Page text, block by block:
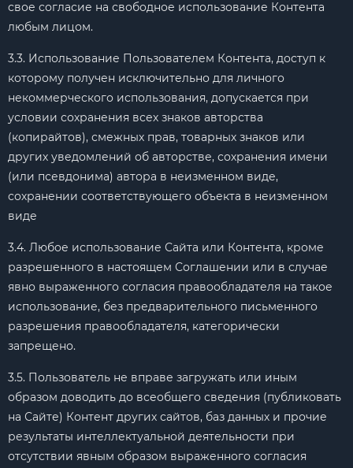
свое согласие на свободное использование Контента
любым лицом.
3.3. Использование Пользователем Контента, доступ к
которому получен исключительно для личного
некоммерческого использования, допускается при
условии сохранения всех знаков авторства
(копирайтов), смежных прав, товарных знаков или
других уведомлений об авторстве, сохранения имени
(или псевдонима) автора в неизменном виде,
сохранении соответствующего объекта в неизменном
виде
3.4. Любое использование Сайта или Контента, кроме
разрешенного в настоящем Соглашении или в случае
явно выраженного согласия правообладателя на такое
использование, без предварительного письменного
разрешения правообладателя, категорически
запрещено.
3.5. Пользователь не вправе загружать или иным
образом доводить до всеобщего сведения (публиковать
на Сайте) Контент других сайтов, баз данных и прочие
результаты интеллектуальной деятельности при
отсутствии явным образом выраженного согласия